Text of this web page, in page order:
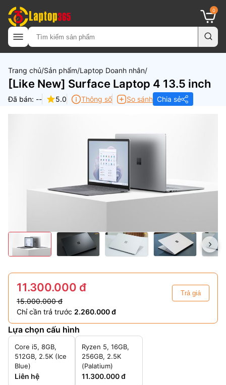
0
Trang chủ Sản phẩm Laptop Doanh nhân
[Like New] Surface Laptop 4 13.5 inch
Đã bán: -- 5.0 Thông số So sánh Chia sẻ
11.300.000 đ
15.000.000 đ
Trả giá
Chỉ cần trả trước 2.260.000 đ
Lựa chọn cấu hình
Core i5, 8GB,
512GB, 2.5K (Ice
Blue)
Liên hệ
Ryzen 5, 16GB,
256GB, 2.5K
(Palatium)
11.300.000 đ